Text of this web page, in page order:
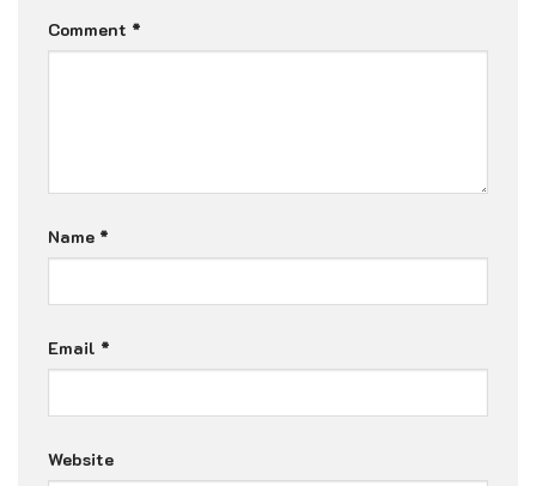
Comment *
Name *
Email *
Website